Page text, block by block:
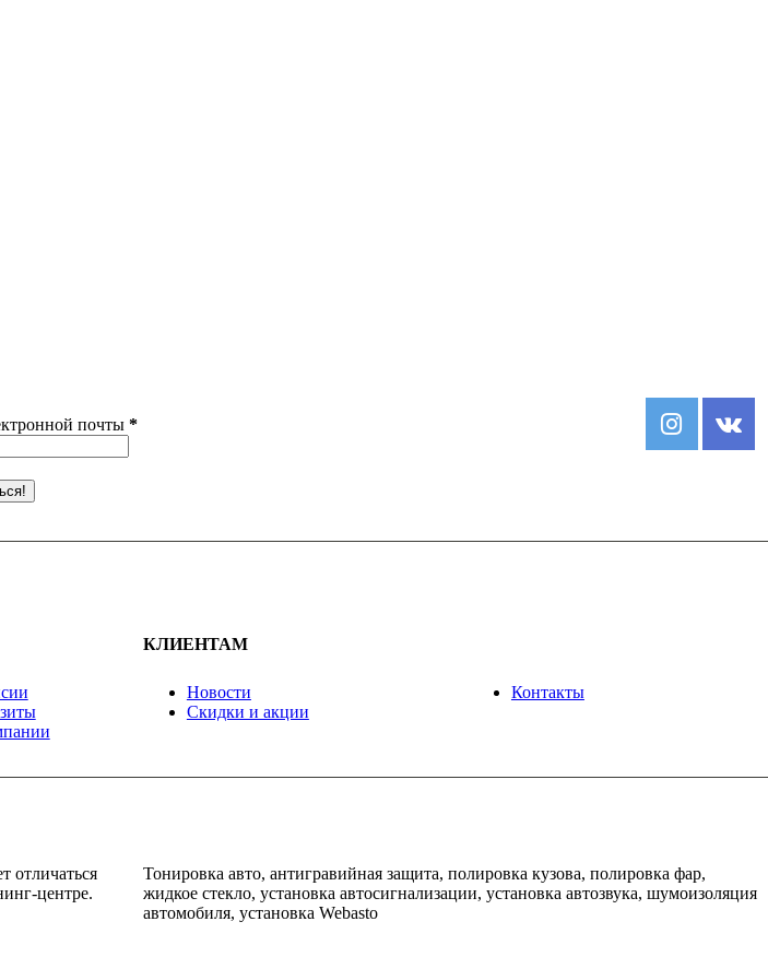
почты *
КЛИЕНТАМ
Новости
Скидки и акции
Контакты
отличаться
центре.
Тонировка авто, антигравийная защита, полировка кузова, полировка фар,
жидкое стекло, установка автосигнализации, установка автозвука, шумоизоляция
автомобиля, установка Webasto